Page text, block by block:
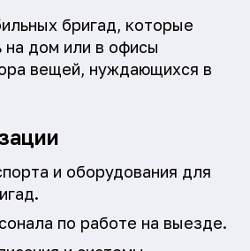
бригад, которые
на дом или в офисы
вещей, нуждающихся в
и оборудования для
по работе на выезде.